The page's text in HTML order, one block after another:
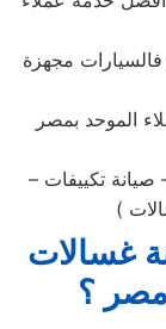
مجهزة
الموحد بمصر
تكييفات –
)
غسالات
مصر ؟